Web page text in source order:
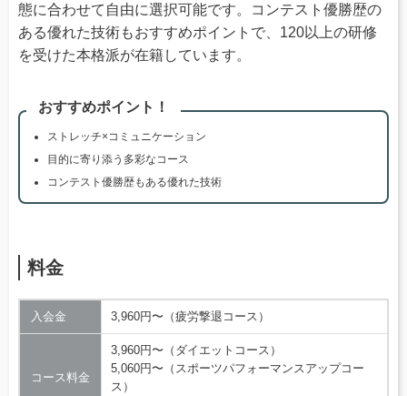
態に合わせて自由に選択可能です。コンテスト優勝歴の
ある優れた技術もおすすめポイントで、120以上の研修
を受けた本格派が在籍しています。
おすすめポイント！
ストレッチ×コミュニケーション
目的に寄り添う多彩なコース
コンテスト優勝歴もある優れた技術
料金
入会金 3,960円〜（疲労撃退コース）
コース料金
3,960円〜（ダイエットコース）
5,060円〜（スポーツパフォーマンスアップコー
ス）